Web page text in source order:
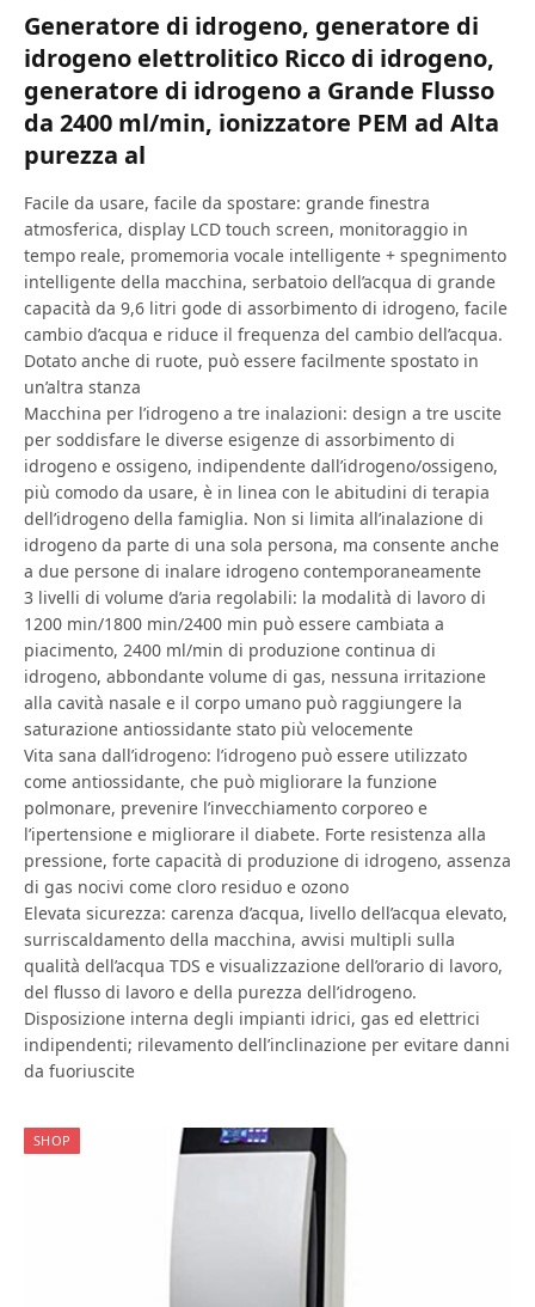
Generatore di idrogeno, generatore di
idrogeno elettrolitico Ricco di idrogeno,
generatore di idrogeno a Grande Flusso
da 2400 ml/min, ionizzatore PEM ad Alta
purezza al
Facile da usare, facile da spostare: grande finestra
atmosferica, display LCD touch screen, monitoraggio in
tempo reale, promemoria vocale intelligente + spegnimento
intelligente della macchina, serbatoio dell’acqua di grande
capacità da 9,6 litri gode di assorbimento di idrogeno, facile
cambio d’acqua e riduce il frequenza del cambio dell’acqua.
Dotato anche di ruote, può essere facilmente spostato in
un’altra stanza
Macchina per l’idrogeno a tre inalazioni: design a tre uscite
per soddisfare le diverse esigenze di assorbimento di
idrogeno e ossigeno, indipendente dall’idrogeno/ossigeno,
più comodo da usare, è in linea con le abitudini di terapia
dell’idrogeno della famiglia. Non si limita all’inalazione di
idrogeno da parte di una sola persona, ma consente anche
a due persone di inalare idrogeno contemporaneamente
3 livelli di volume d’aria regolabili: la modalità di lavoro di
1200 min/1800 min/2400 min può essere cambiata a
piacimento, 2400 ml/min di produzione continua di
idrogeno, abbondante volume di gas, nessuna irritazione
alla cavità nasale e il corpo umano può raggiungere la
saturazione antiossidante stato più velocemente
Vita sana dall’idrogeno: l’idrogeno può essere utilizzato
come antiossidante, che può migliorare la funzione
polmonare, prevenire l’invecchiamento corporeo e
l’ipertensione e migliorare il diabete. Forte resistenza alla
pressione, forte capacità di produzione di idrogeno, assenza
di gas nocivi come cloro residuo e ozono
Elevata sicurezza: carenza d’acqua, livello dell’acqua elevato,
surriscaldamento della macchina, avvisi multipli sulla
qualità dell’acqua TDS e visualizzazione dell’orario di lavoro,
del flusso di lavoro e della purezza dell’idrogeno.
Disposizione interna degli impianti idrici, gas ed elettrici
indipendenti; rilevamento dell’inclinazione per evitare danni
da fuoriuscite
SHOP